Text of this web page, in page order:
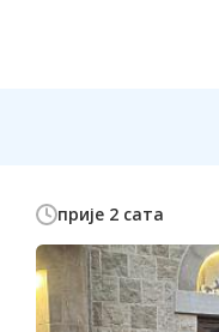
прије 2 сата